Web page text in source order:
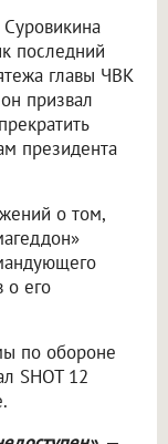
последний
главы ЧВК
призвал
президента
о том,
о его
по обороне
SHOT 12